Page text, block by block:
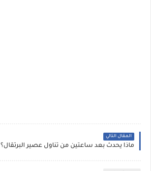
المقال التالي
ماذا يحدث بعد ساعتين من تناول عصير البرتقال؟